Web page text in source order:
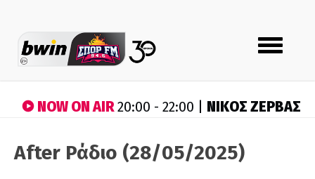
Toggle
navigation
NOW ON AIR20:00 - 22:00 | ΝΙΚΟΣ ΖΕΡΒΑΣ
After Ράδιο (28/05/2025)